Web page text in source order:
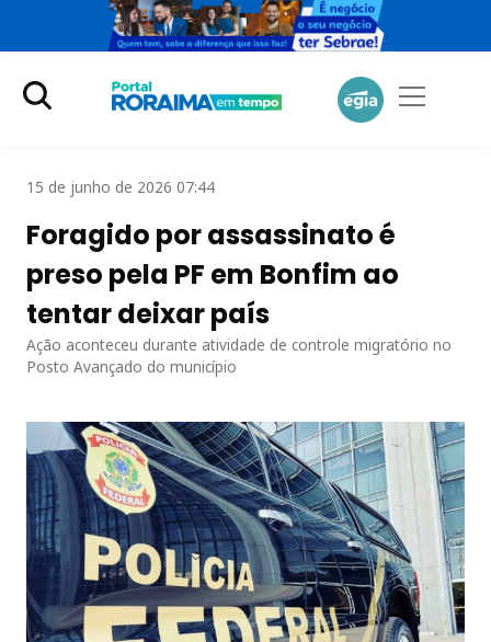
15 de junho de 2026 07:44
Foragido por assassinato é
preso pela PF em Bonfim ao
tentar deixar país
Ação aconteceu durante atividade de controle migratório no
Posto Avançado do município